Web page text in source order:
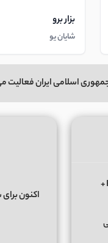
بزار برو
شایان یو
اسلامی ایران فعالیت
دانلود ریمیکس الوعده وفا آخر می جان یار بوی از ابی عالی Remix +